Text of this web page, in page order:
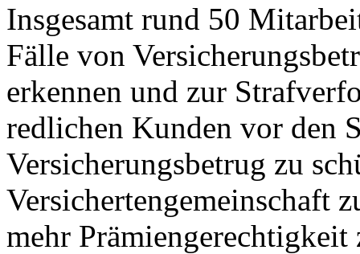
Insgesamt rund 50
Fälle von
erkennen und zur
redlichen Kunden vor den
Versicherungsbetrug zu
Versichertengemeinschaft
mehr Prämiengerechtigkeit